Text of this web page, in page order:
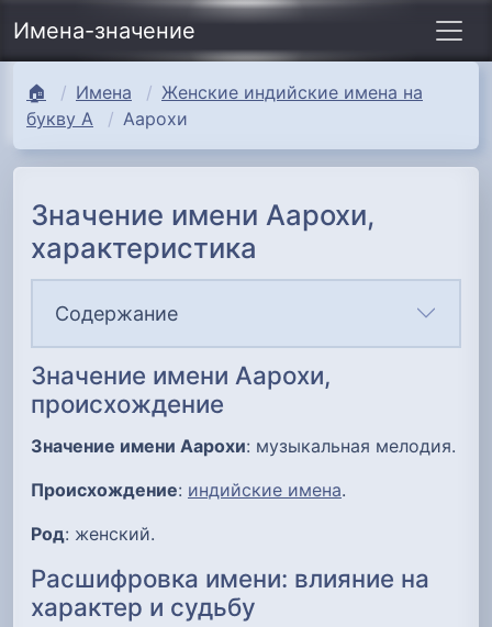
Имена-значение
🏠 Имена
Женские индийские имена на
букву А
Аарохи
Значение имени Аарохи,
характеристика
Содержание
Значение имени Аарохи,
происхождение
Значение имени Аарохи: музыкальная мелодия.
Происхождение: индийские имена.
Род: женский.
Расшифровка имени: влияние на
характер и судьбу